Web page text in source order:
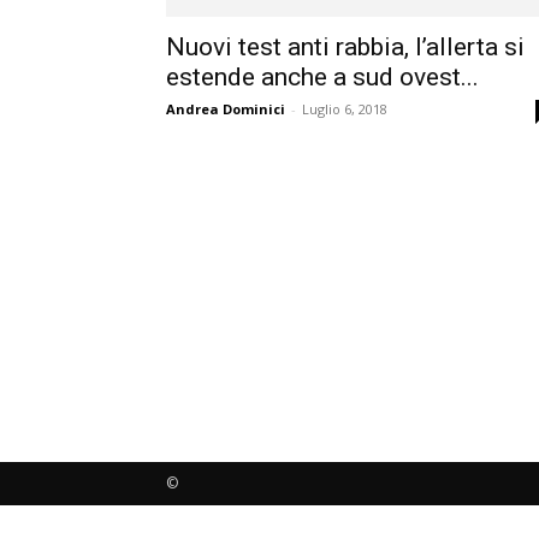
Nuovi test anti rabbia, l’allerta si
estende anche a sud ovest...
Andrea Dominici - Luglio 6, 2018
©